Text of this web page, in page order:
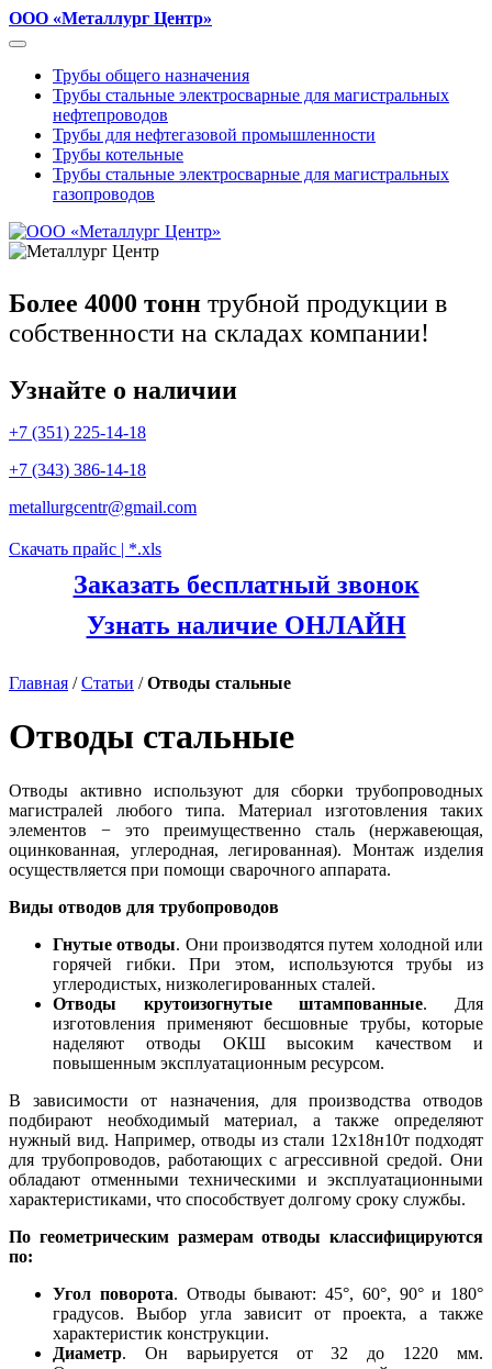
ООО «Металлург Центр»
Трубы общего назначения
Трубы стальные электросварные для магистральных
нефтепроводов
Трубы для нефтегазовой промышленности
Трубы котельные
Трубы стальные электросварные для магистральных
газопроводов
Более 4000 тонн трубной продукции в
собственности на складах компании!
Узнайте о наличии
+7 (351) 225-14-18
+7 (343) 386-14-18
metallurgcentr@gmail.com
Скачать прайс | *.xls
Заказать бесплатный звонок
Узнать наличие ОНЛАЙН
Главная /Статьи /Отводы стальные
Отводы стальные
Отводы активно используют для сборки трубопроводных
магистралей любого типа. Материал изготовления таких
элементов − это преимущественно сталь (нержавеющая,
оцинкованная, углеродная, легированная). Монтаж изделия
осуществляется при помощи сварочного аппарата.
Виды отводов для трубопроводов
Гнутые отводы. Они производятся путем холодной или
горячей гибки. При этом, используются трубы из
углеродистых, низколегированных сталей.
Отводы крутоизогнутые штампованные. Для
изготовления применяют бесшовные трубы, которые
наделяют отводы ОКШ высоким качеством и
повышенным эксплуатационным ресурсом.
В зависимости от назначения, для производства отводов
подбирают необходимый материал, а также определяют
нужный вид. Например, отводы из стали 12х18н10т подходят
для трубопроводов, работающих с агрессивной средой. Они
обладают отменными техническими и эксплуатационными
характеристиками, что способствует долгому сроку службы.
По геометрическим размерам отводы классифицируются
по:
Угол поворота. Отводы бывают: 45°, 60°, 90° и 180°
градусов. Выбор угла зависит от проекта, а также
характеристик конструкции.
Диаметр. Он варьируется от 32 до 1220 мм.